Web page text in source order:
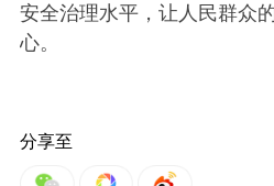
安全治理水平，让人民群众
心。
分享至